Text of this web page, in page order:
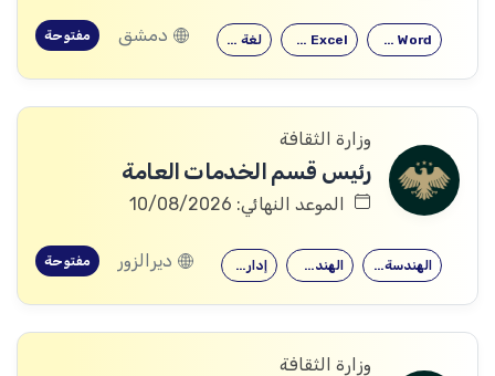
لغة إنكليزية Microsoft Excel Microsoft Word دمشق مفتوحة
وزارة الثقافة
رئيس قسم الخدمات العامة
الموعد النهائي: 10/08/2026
إدارة الأعمال الهندسة المدنية الهندسة الميكانيكية ديرالزور مفتوحة
وزارة الثقافة